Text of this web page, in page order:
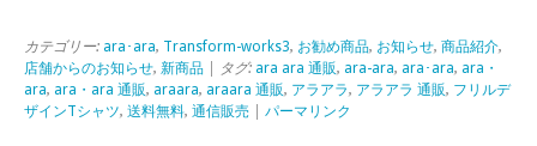
カテゴリー: ara･ara, Transform-works3, お勧め商品, お知らせ, 商品紹介,
店舗からのお知らせ, 新商品 | タグ: ara ara 通販, ara-ara, ara･ara, ara・
ara, ara・ara 通販, araara, araara 通販, アラアラ, アラアラ 通販, フリルデ
ザインTシャツ, 送料無料, 通信販売 パーマリンク